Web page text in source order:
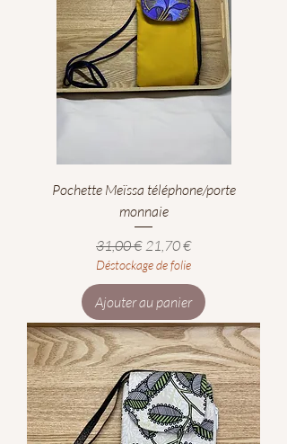
Pochette Meïssa téléphone/porte
monnaie
Prix original
31,00 € Prix promotionnel
21,70 €
Déstockage de folie
Ajouter au panier